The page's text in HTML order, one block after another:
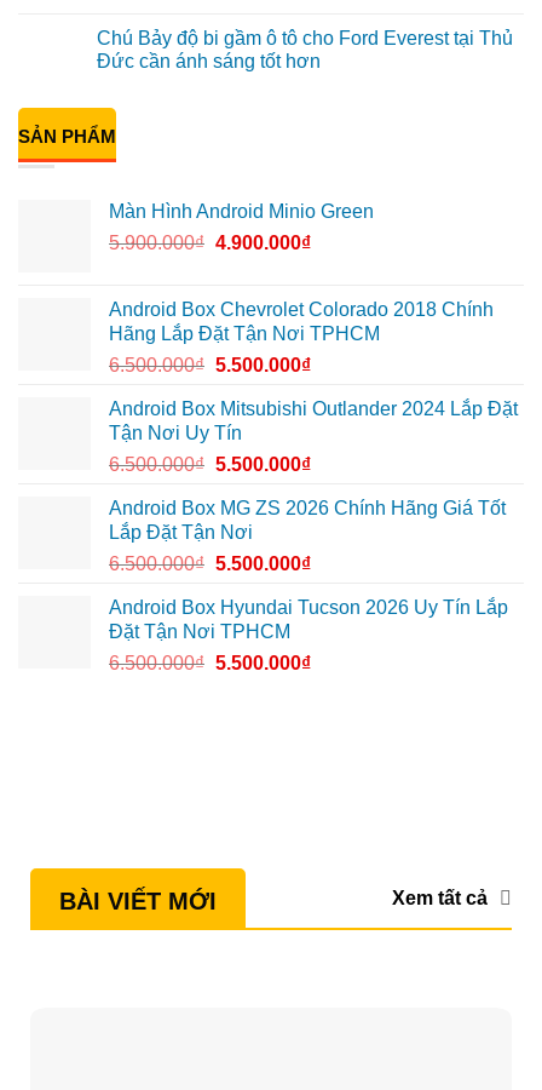
Thủ
Đức
vì
hạn
cho
Honda
CR-
Quận
12
lắp
Màn
hình
Minio
Green
Suzuki
Quận
tiện
bình
luận
ở
Android
Geely
Quận
nâng
Chú Bảy độ bi gầm ô tô cho Ford Everest tại Thủ
Đức cần ánh sáng tốt hơn
luận
Chú
Everest
Thủ
cần
sáng
hơn
SẢN PHẨM
Màn Hình Android Minio Green
5.900.000₫ 4.900.000₫
Android Box Chevrolet Colorado 2018 Chính
Hãng Lắp Đặt Tận Nơi TPHCM
6.500.000₫ 5.500.000₫
Android Box Mitsubishi Outlander 2024 Lắp Đặt
Tận Nơi Uy Tín
6.500.000₫ 5.500.000₫
Android Box MG ZS 2026 Chính Hãng Giá Tốt
Lắp Đặt Tận Nơi
6.500.000₫ 5.500.000₫
Android Box Hyundai Tucson 2026 Uy Tín Lắp
Đặt Tận Nơi TPHCM
6.500.000₫ 5.500.000₫
BÀI VIẾT MỚI Xem tất cả